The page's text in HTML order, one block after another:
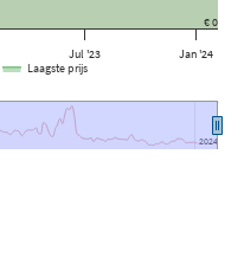
Jul '23 Jan '24
2024
2024
€ 0
Laagste prijs